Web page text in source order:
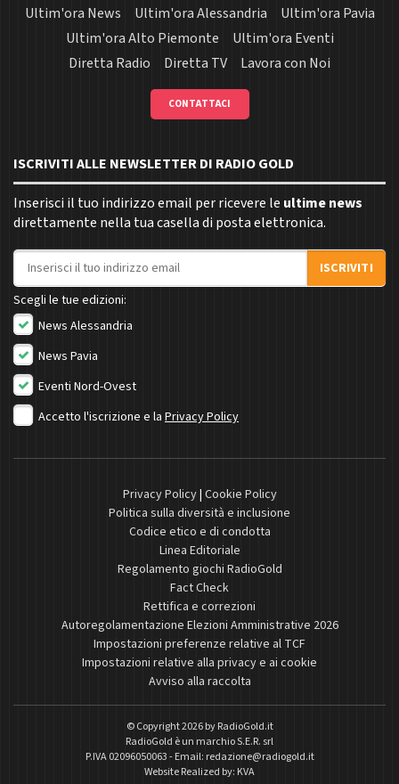
Ultim'ora News
Ultim'ora Alessandria
Ultim'ora Pavia
Ultim'ora Alto Piemonte
Ultim'ora Eventi
Diretta Radio
Diretta TV Lavora con Noi
CONTATTACI
ISCRIVITI ALLE NEWSLETTER DI RADIO GOLD
Inserisci il tuo indirizzo email per ricevere le ultime news
direttamente nella tua casella di posta elettronica.
Indirizzo email
ISCRIVITI
Scegli le tue edizioni:
News Alessandria
News Pavia
Eventi Nord-Ovest
Accetto l'iscrizione e la Privacy Policy
Privacy Policy| Cookie Policy
Politica sulla diversità e inclusione
Codice etico e di condotta
Linea Editoriale
Regolamento giochi RadioGold
Fact Check
Rettifica e correzioni
Autoregolamentazione Elezioni Amministrative 2026
Impostazioni preferenze relative al TCF
Impostazioni relative alla privacy e ai cookie
Avviso alla raccolta
© Copyright 2026 byRadioGold.it
RadioGold è un marchio S.E.R. srl
P.IVA 02096050063 - Email: redazione@radiogold.it
Website Realized by: KVA